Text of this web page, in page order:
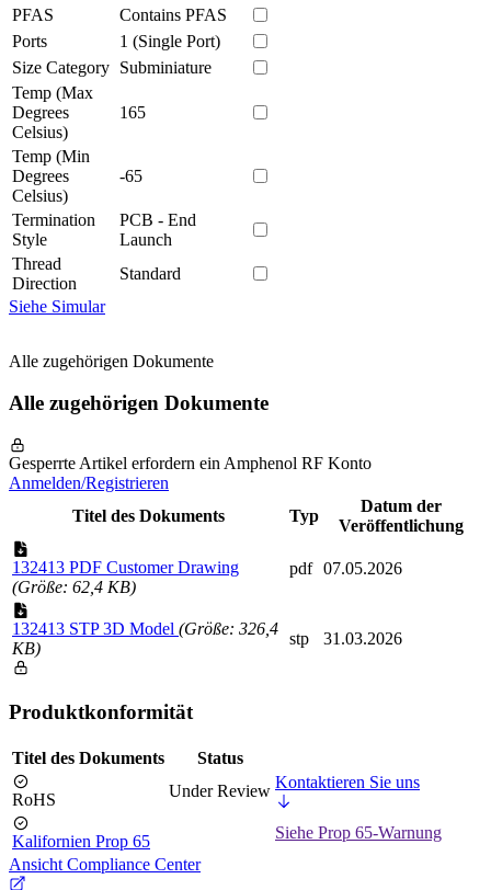
PFAS
Contains PFAS
Ports
1 (Single Port)
Size Category Subminiature
Temp (Max
Degrees
Celsius)
165
Temp (Min
Degrees
Celsius)
-65
Termination
Style
PCB - End
Launch
Thread
Direction
Standard
Siehe Simular
Alle zugehörigen Dokumente
Alle zugehörigen Dokumente
Gesperrte Artikel erfordern ein Amphenol RF Konto
Anmelden/Registrieren
Titel des Dokuments
Typ
Datum der
Veröffentlichung
132413 PDF Customer Drawing
(Größe: 62,4 KB)
pdf 07.05.2026
132413 STP 3D Model (Größe: 326,4
KB)
stp 31.03.2026
Produktkonformität
Titel des Dokuments Status
RoHS Under Review Kontaktieren Sie uns
Kalifornien Prop 65
Siehe Prop 65-Warnung
Ansicht Compliance Center